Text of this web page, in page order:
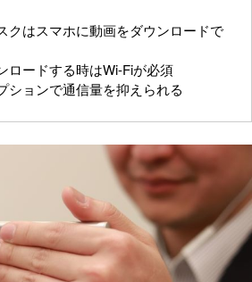
クはスマホに動画をダウンロードで
ロードする時はWi-Fiが必須
ションで通信量を抑えられる